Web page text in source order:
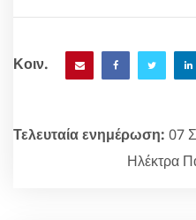
Κοιν.
Τελευταία ενημέρωση: 07
Ηλέκτρα